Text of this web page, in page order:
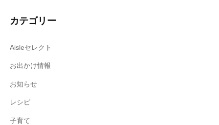
カテゴリー
Aisleセレクト
お出かけ情報
お知らせ
レシピ
子育て